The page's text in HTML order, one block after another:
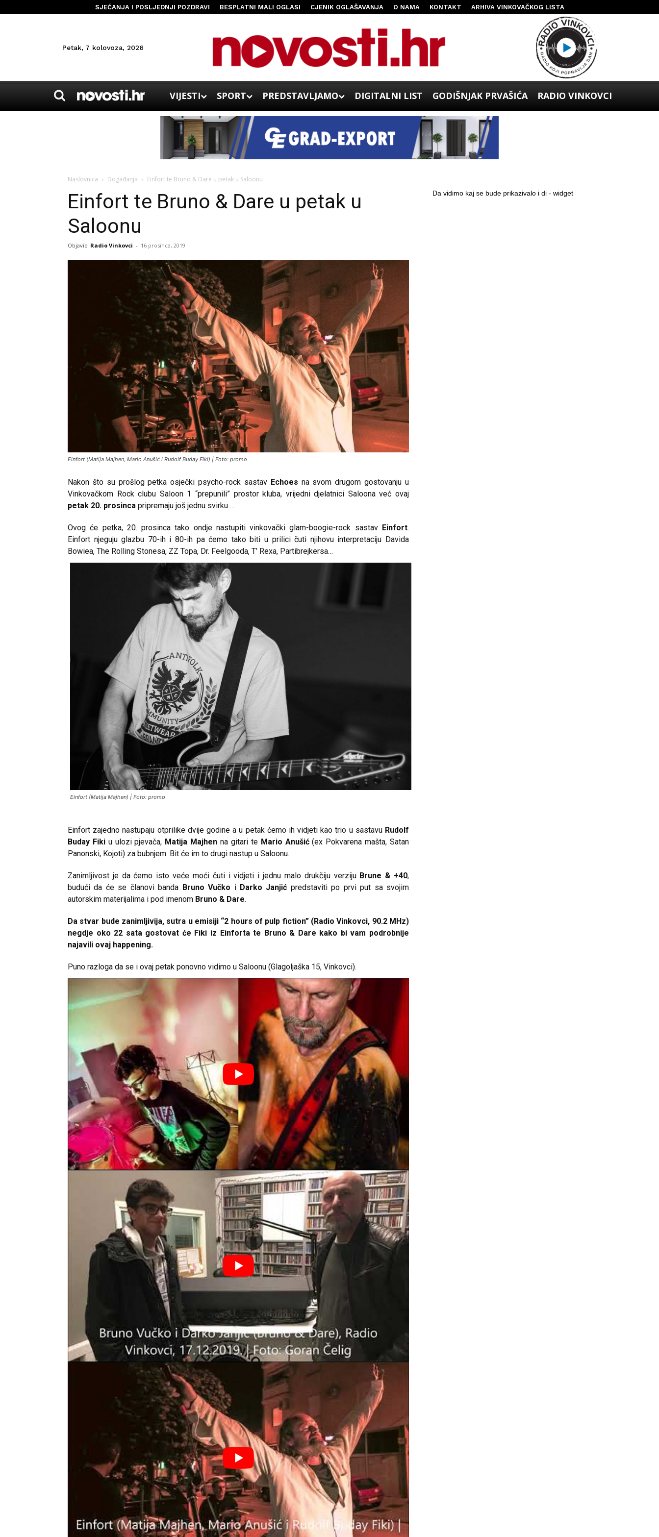
SJEĆANJA I POSLJEDNJI POZDRAVI BESPLATNI MALI OGLASI CJENIK OGLAŠAVANJA O NAMA KONTAKT ARHIVA VINKOVAČKOG LISTA
Petak, 7 kolovoza, 2026
VIJESTI SPORT PREDSTAVLJAMO DIGITALNI LIST GODIŠNJAK PRVAŠIĆA RADIO VINKOVCI
Naslovnica Događanja Einfort te Bruno & Dare u petak u Saloonu
Einfort te Bruno & Dare u petak u
Saloonu
Objavio Radio Vinkovci - 16 prosinca, 2019
Einfort (Matija Majhen, Mario Anušić i Rudolf Buday Fiki) | Foto: promo
Nakon što su prošlog petka osječki psycho-rock sastav Echoes na svom drugom gostovanju u
Vinkovačkom Rock clubu Saloon 1 “prepunili” prostor kluba, vrijedni djelatnici Saloona već ovaj
petak 20. prosinca pripremaju još jednu svirku …
Ovog će petka, 20. prosinca tako ondje nastupiti vinkovački glam-boogie-rock sastav Einfort.
Einfort njeguju glazbu 70-ih i 80-ih pa ćemo tako biti u prilici čuti njihovu interpretaciju Davida
Bowiea, The Rolling Stonesa, ZZ Topa, Dr. Feelgooda, T’ Rexa, Partibrejkersa…
Einfort (Matija Majhen) | Foto: promo
Einfort zajedno nastupaju otprilike dvije godine a u petak ćemo ih vidjeti kao trio u sastavu Rudolf
Buday Fikiu ulozi pjevača, Matija Majhen na gitari te Mario Anušić(ex Pokvarena mašta, Satan
Panonski, Kojoti) za bubnjem. Bit će im to drugi nastup u Saloonu.
Zanimljivost je da ćemo isto veće moći čuti i vidjeti i jednu malo drukčiju verziju Brune & +40,
budući da će se članovi banda Bruno Vučko i Darko Janjić predstaviti po prvi put sa svojim
autorskim materijalima i pod imenom Bruno & Dare.
Da stvar bude zanimljivija, sutra u emisiji “2 hours of pulp fiction” (Radio Vinkovci, 90.2 MHz)
negdje oko 22 sata gostovat će Fiki iz Einforta te Bruno & Dare kako bi vam podrobnije
najavili ovaj happening.
Puno razloga da se i ovaj petak ponovno vidimo u Saloonu (Glagoljaška 15, Vinkovci).
Da vidimo kaj se bude prikazivalo i di - widget